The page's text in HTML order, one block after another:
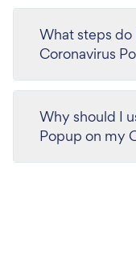
What steps
Coronavirus
Why should I
Popup on my